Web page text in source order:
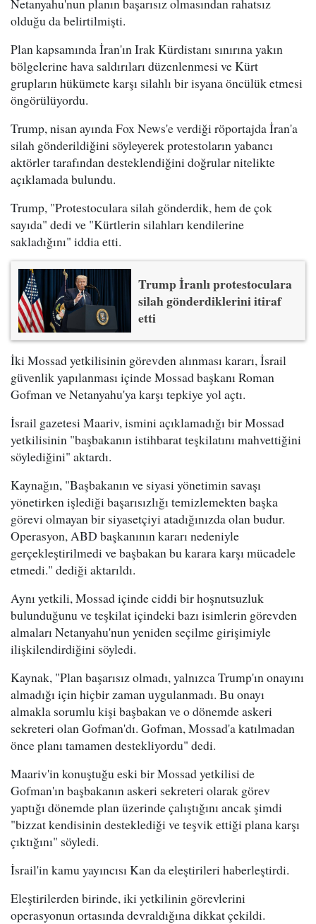
olduğu da belirtilmişti.
Plan kapsamında İran'ın Irak Kürdistanı sınırına yakın
bölgelerine hava saldırıları düzenlenmesi ve Kürt
grupların hükümete karşı silahlı bir isyana öncülük etmesi
öngörülüyordu.
Trump, nisan ayında Fox News'e verdiği röportajda İran'a
silah gönderildiğini söyleyerek protestoların yabancı
aktörler tarafından desteklendiğini doğrular nitelikte
açıklamada bulundu.
Trump, "Protestoculara silah gönderdik, hem de çok
sayıda" dedi ve "Kürtlerin silahları kendilerine
sakladığını" iddia etti.
Trump İranlı protestoculara
silah gönderdiklerini itiraf
etti
İki Mossad yetkilisinin görevden alınması kararı, İsrail
güvenlik yapılanması içinde Mossad başkanı Roman
Gofman ve Netanyahu'ya karşı tepkiye yol açtı.
İsrail gazetesi Maariv, ismini açıklamadığı bir Mossad
yetkilisinin "başbakanın istihbarat teşkilatını mahvettiğini
söylediğini" aktardı.
Kaynağın, "Başbakanın ve siyasi yönetimin savaşı
yönetirken işlediği başarısızlığı temizlemekten başka
görevi olmayan bir siyasetçiyi atadığınızda olan budur.
Operasyon, ABD başkanının kararı nedeniyle
gerçekleştirilmedi ve başbakan bu karara karşı mücadele
etmedi." dediği aktarıldı.
Aynı yetkili, Mossad içinde ciddi bir hoşnutsuzluk
bulunduğunu ve teşkilat içindeki bazı isimlerin görevden
almaları Netanyahu'nun yeniden seçilme girişimiyle
ilişkilendirdiğini söyledi.
Kaynak, "Plan başarısız olmadı, yalnızca Trump'ın onayını
almadığı için hiçbir zaman uygulanmadı. Bu onayı
almakla sorumlu kişi başbakan ve o dönemde askeri
sekreteri olan Gofman'dı. Gofman, Mossad'a katılmadan
önce planı tamamen destekliyordu" dedi.
Maariv'in konuştuğu eski bir Mossad yetkilisi de
Gofman'ın başbakanın askeri sekreteri olarak görev
yaptığı dönemde plan üzerinde çalıştığını ancak şimdi
"bizzat kendisinin desteklediği ve teşvik ettiği plana karşı
çıktığını" söyledi.
İsrail'in kamu yayıncısı Kan da eleştirileri haberleştirdi.
Eleştirilerden birinde, iki yetkilinin görevlerini
operasyonun ortasında devraldığına dikkat çekildi.